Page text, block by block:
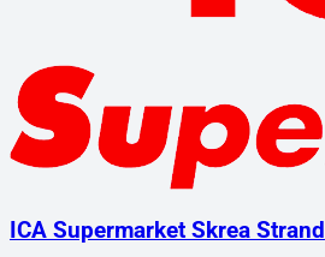
ICA Supermarket Skrea Strand